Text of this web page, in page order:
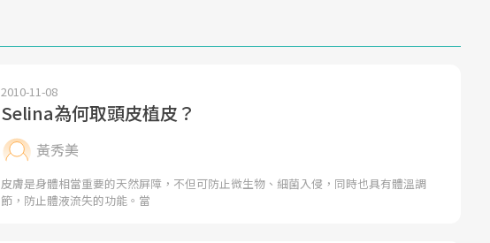
2010-11-08
Selina為何取頭皮植皮？
黃秀美
皮膚是身體相當重要的天然屏障，不但可防止微生物、細菌入侵，同時也具有體溫調
節，防止體液流失的功能。當